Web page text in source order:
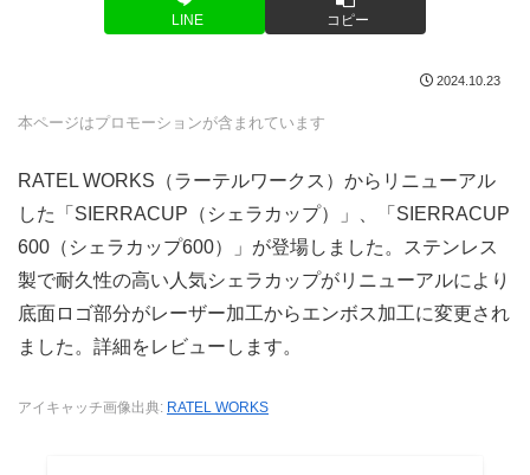
LINE コピー
2024.10.23
本ページはプロモーションが含まれています
RATEL WORKS（ラーテルワークス）からリニューアル
した「SIERRACUP（シェラカップ）」、「SIERRACUP
600（シェラカップ600）」が登場しました。ステンレス
製で耐久性の高い人気シェラカップがリニューアルにより
底面ロゴ部分がレーザー加工からエンボス加工に変更され
ました。詳細をレビューします。
アイキャッチ画像出典: RATEL WORKS